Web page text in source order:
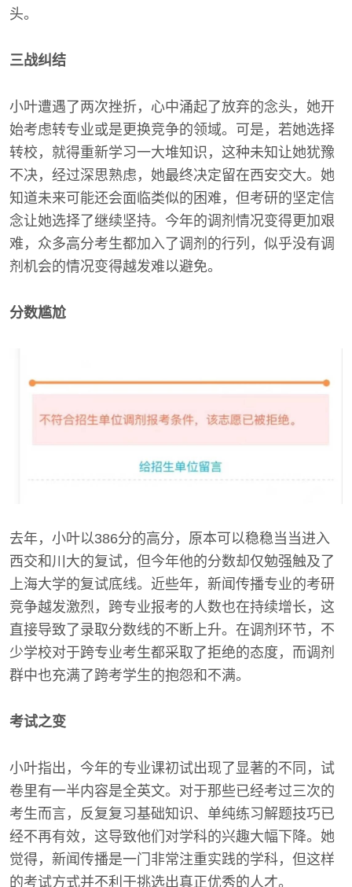
头。
三战纠结
小叶遭遇了两次挫折，心中涌起了放弃的念头，她开
始考虑转专业或是更换竞争的领域。可是，若她选择
转校，就得重新学习一大堆知识，这种未知让她犹豫
不决，经过深思熟虑，她最终决定留在西安交大。她
知道未来可能还会面临类似的困难，但考研的坚定信
念让她选择了继续坚持。今年的调剂情况变得更加艰
难，众多高分考生都加入了调剂的行列，似乎没有调
剂机会的情况变得越发难以避免。
分数尴尬
去年，小叶以386分的高分，原本可以稳稳当当进入
西交和川大的复试，但今年他的分数却仅勉强触及了
上海大学的复试底线。近些年，新闻传播专业的考研
竞争越发激烈，跨专业报考的人数也在持续增长，这
直接导致了录取分数线的不断上升。在调剂环节，不
少学校对于跨专业考生都采取了拒绝的态度，而调剂
群中也充满了跨考学生的抱怨和不满。
考试之变
小叶指出，今年的专业课初试出现了显著的不同，试
卷里有一半内容是全英文。对于那些已经考过三次的
考生而言，反复复习基础知识、单纯练习解题技巧已
经不再有效，这导致他们对学科的兴趣大幅下降。她
觉得，新闻传播是一门非常注重实践的学科，但这样
的考试方式并不利于挑选出真正优秀的人才。